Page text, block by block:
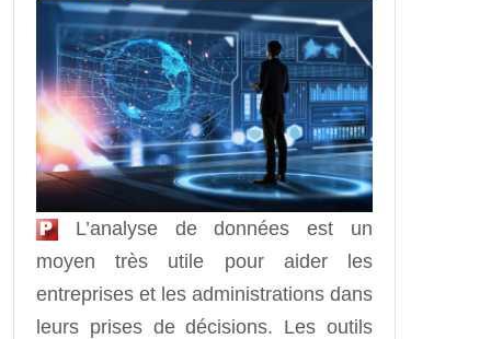
L’analyse de données est un
moyen très utile pour aider les
entreprises et les administrations dans
leurs prises de décisions. Les outils